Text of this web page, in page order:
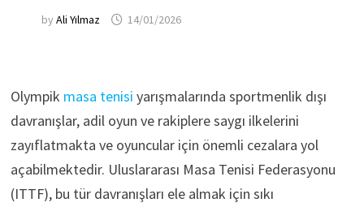
by Ali Yılmaz 14/01/2026
Olympik masa tenisi yarışmalarında sportmenlik dışı
davranışlar, adil oyun ve rakiplere saygı ilkelerini
zayıflatmakta ve oyuncular için önemli cezalara yol
açabilmektedir. Uluslararası Masa Tenisi Federasyonu
(ITTF), bu tür davranışları ele almak için sıkı